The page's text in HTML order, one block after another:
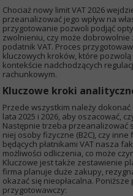
Chociaż nowy limit VAT 2026
przeanalizować jego wpływ na
przygotowanie pozwoli podjąć
zwolnieniu, czy może
podatnik VAT. Proces
kluczowych kroków, które
kontekście nadchodzących
rachunkowym.
Kluczowe kroki
Przede wszystkim należy
lata 2025 i 2026, aby oszacować,
Następnie trzeba przeanalizować
niej osoby fizyczne (B2C), czy
będących płatnikami VAT nasza
możliwości odliczenia, co może
Kluczowe jest także zestawienie
firma planuje duże zakupy,
okazać się nieopłacalna.
przygotowawczy: